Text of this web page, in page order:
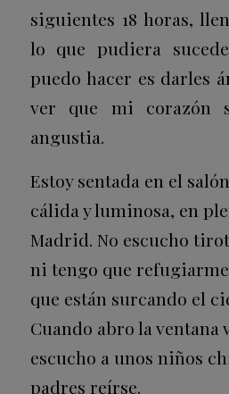
siguientes 18 horas,
lo que pudiera
puedo hacer es darles
ver que mi corazón
angustia.
Estoy sentada en el
cálida y luminosa, en
Madrid. No escucho
ni tengo que
que están surcando el
Cuando abro la ventana
escucho a unos niños
padres reírse.